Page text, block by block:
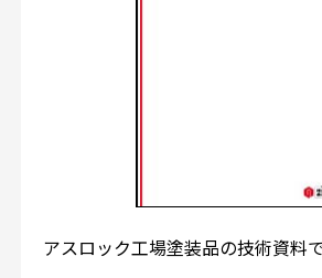
アスロック工場塗装品の技術資料で